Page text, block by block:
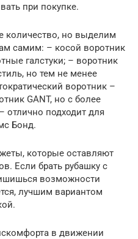
при покупке.
количество, но выделим
самим: – косой воротник
галстуки; – воротник
но тем не менее
воротник –
GANT, но с более
подходит для
Бонд.
которые оставляют
Если брать рубашку с
возможности
лучшим вариантом
в движении